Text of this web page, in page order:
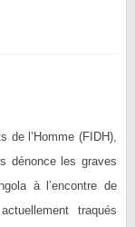
de l’Homme (FIDH),
dénonce les graves
à l’encontre de
traqués